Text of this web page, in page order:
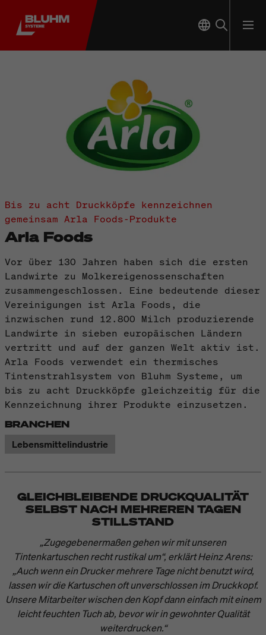
Bis zu acht Druckköpfe kennzeichnen
gemeinsam Arla Foods-Produkte
Arla Foods
Vor über 130 Jahren haben sich die ersten
Landwirte zu Molkereigenossenschaften
zusammengeschlossen. Eine bedeutende dieser
Vereinigungen ist Arla Foods, die
inzwischen rund 12.800 Milch produzierende
Landwirte in sieben europäischen Ländern
vertritt und auf der ganzen Welt aktiv ist.
Arla Foods verwendet ein thermisches
Tintenstrahlsystem von Bluhm Systeme, um
bis zu acht Druckköpfe gleichzeitig für die
Kennzeichnung ihrer Produkte einzusetzen.
BRANCHEN
Lebensmittelindustrie
GLEICHBLEIBENDE DRUCKQUALITÄT
SELBST NACH MEHREREN TAGEN
STILLSTAND
„Zugegebenermaßen gehen wir mit unseren
Tintenkartuschen recht rustikal um“, erklärt Heinz Arens:
„Auch wenn ein Drucker mehrere Tage nicht benutzt wird,
lassen wir die Kartuschen oft unverschlossen im Druckkopf.
Unsere Mitarbeiter wischen den Kopf dann einfach mit einem
leicht feuchten Tuch ab, bevor wir in gewohnter Qualität
weiterdrucken.“